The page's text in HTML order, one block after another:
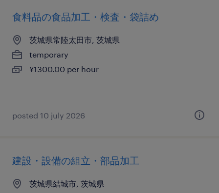
食料品の食品加工・検査・袋詰め
茨城県常陸太田市, 茨城県
temporary
¥1300.00 per hour
posted 10 july 2026
建設・設備の組立・部品加工
茨城県結城市, 茨城県